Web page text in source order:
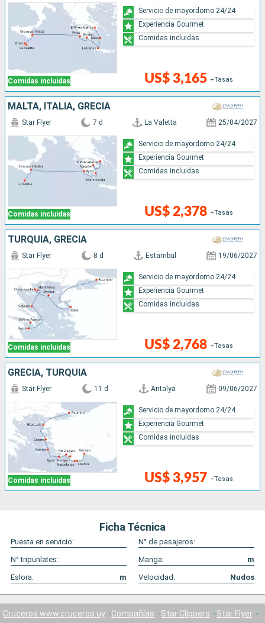
Comidas incluidas US$ 3,165 +Tasas
Servicio de mayordomo 24/24
Experiencia Gourmet
Comidas incluidas
MALTA, ITALIA, GRECIA
Comidas incluidas
Star Flyer 7 d La Valetta 25/04/2027
US$ 2,378 +Tasas
Servicio de mayordomo 24/24
Experiencia Gourmet
Comidas incluidas
TURQUÍA, GRECIA
Comidas incluidas
Star Flyer 8 d Estambul 19/06/2027
US$ 2,768 +Tasas
Servicio de mayordomo 24/24
Experiencia Gourmet
Comidas incluidas
GRECIA, TURQUÍA
Comidas incluidas
Star Flyer 11 d Antalya 09/06/2027
US$ 3,957 +Tasas
Servicio de mayordomo 24/24
Experiencia Gourmet
Comidas incluidas
Ficha Técnica
Puesta en servicio:
N° de pasajeros:
N° tripunlates:
Manga:
m
Eslora:
m Velocidad: Nudos
Cruceros www.cruceros.uy Compañías Star Clippers
Star Flyer